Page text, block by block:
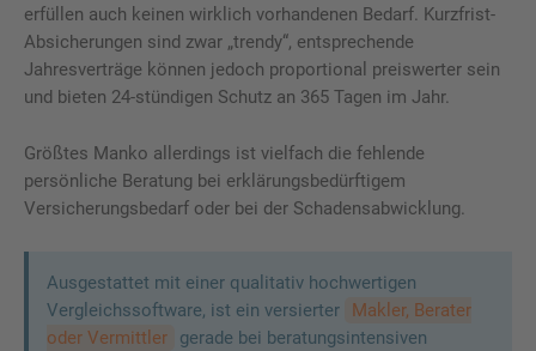
erfüllen auch keinen wirklich vorhandenen Bedarf. Kurzfrist-
Absicherungen sind zwar „trendy“, entsprechende
Jahresverträge können jedoch proportional preiswerter sein
und bieten 24-stündigen Schutz an 365 Tagen im Jahr.
Größtes Manko allerdings ist vielfach die fehlende
persönliche Beratung bei erklärungsbedürftigem
Versicherungsbedarf oder bei der Schadensabwicklung.
Ausgestattet mit einer qualitativ hochwertigen
Vergleichssoftware, ist ein versierter
Makler, Berater
oder Vermittler
gerade bei beratungsintensiven